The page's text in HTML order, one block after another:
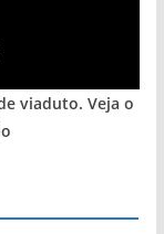
viaduto. Veja o